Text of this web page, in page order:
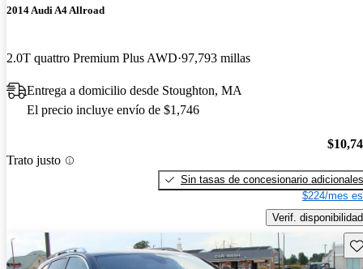
2014 Audi A4 Allroad
2.0T quattro Premium Plus AWD 97,793 millas
Entrega a domicilio desde Stoughton, MA
El precio incluye envío de $1,746
Trato justo
Sin tasas de concesionario adicionales
$224/mes
Verif. disponibilidad